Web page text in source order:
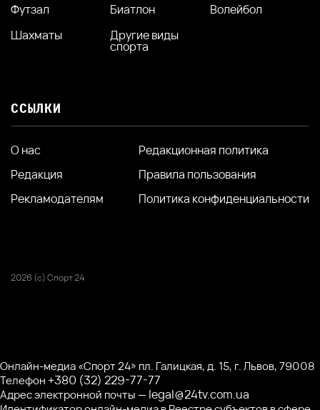
Футзал
Биатлон
Волейбол
Шахматы
Другие виды
спорта
ССЫЛКИ
О нас
Редакция
Рекламодателям
Редакционная политика
Правила пользования
Политика конфиденциальности
2026 (с) Спорт 24
Онлайн-медиа «Спорт 24» пл. Галицкая, д. 15, г. Львов, 79008
Телефон +380 (32) 229-77-77
Адрес электронной почты — legal@24tv.com.ua